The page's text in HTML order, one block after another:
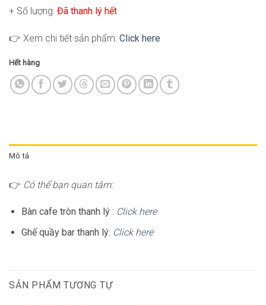
+ Số lượng: Đã thanh lý hết
👉 Xem chi tiết sản phẩm: Click here
Hết hàng
Mô tả
👉 Có thể bạn quan tâm:
Bàn cafe tròn thanh lý : Click here
Ghế quầy bar thanh lý: Click here
SẢN PHẨM TƯƠNG TỰ